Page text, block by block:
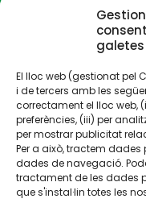
galetes
El lloc web (gestionat pel
i de tercers amb les
correctament el lloc web,
preferències, (iii) per
per mostrar publicitat
Per a això, tractem dades
dades de navegació.
tractament de les dades
que s'instal·lin totes les
COM ARRIBAR-HI
CONTACTE
Gestionat per: